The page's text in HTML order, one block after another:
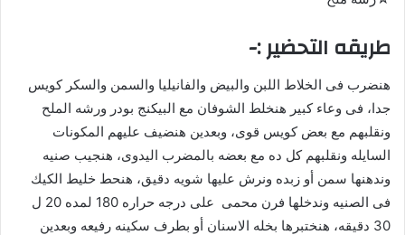
طريقه التحضير :-
هنضرب فى الخلاط اللبن والبيض والفانيليا والسمن والسكر كويس
جدا، فى وعاء كبير هنخلط الشوفان مع البيكنج بودر ورشه الملح
ونقلبهم مع بعض كويس قوى، وبعدين هنضيف عليهم المكونات
السايله ونقلبهم كل ده مع بعضه بالمضرب اليدوى، هنجيب صنيه
وندهنها سمن أو زبده ونرش عليها شويه دقيق، هنحط خليط الكيك
فى الصنيه وندخلها فرن محمى على درجه حراره 180 لمده 20 ل
30 دقيقه، هنختبرها بخله الاسنان أو بطرف سكينه رفيعه وبعدين